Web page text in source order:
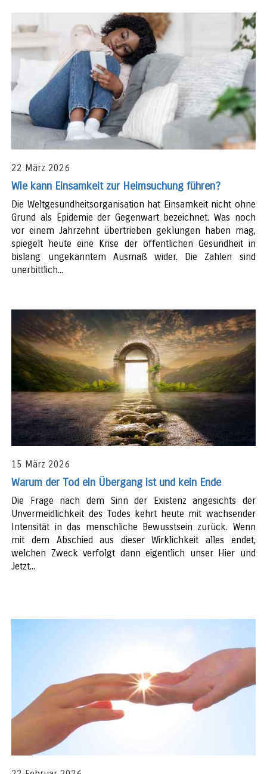
22 März 2026
Wie kann Einsamkeit zur Heimsuchung führen?
Die Weltgesundheitsorganisation hat Einsamkeit nicht ohne
Grund als Epidemie der Gegenwart bezeichnet. Was noch
vor einem Jahrzehnt übertrieben geklungen haben mag,
spiegelt heute eine Krise der öffentlichen Gesundheit in
bislang ungekanntem Ausmaß wider. Die Zahlen sind
unerbittlich...
15 März 2026
Warum der Tod ein Übergang ist und kein Ende
Die Frage nach dem Sinn der Existenz angesichts der
Unvermeidlichkeit des Todes kehrt heute mit wachsender
Intensität in das menschliche Bewusstsein zurück. Wenn
mit dem Abschied aus dieser Wirklichkeit alles endet,
welchen Zweck verfolgt dann eigentlich unser Hier und
Jetzt...